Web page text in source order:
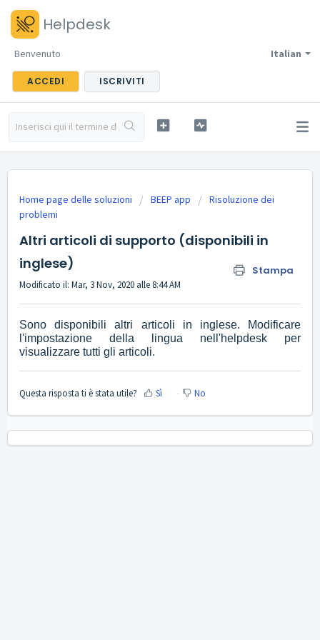
Helpdesk
Italian
Benvenuto
ACCEDI ISCRIVITI
Home page delle soluzioni BEEP app
Risoluzione dei
problemi
Altri articoli di supporto (disponibili in
inglese)
Stampa
Modificato il: Mar, 3 Nov, 2020 alle 8:44 AM
Sono disponibili altri articoli in inglese. Modificare
l'impostazione della lingua nell'helpdesk per
visualizzare tutti gli articoli.
Questa risposta ti è stata utile? Sì No